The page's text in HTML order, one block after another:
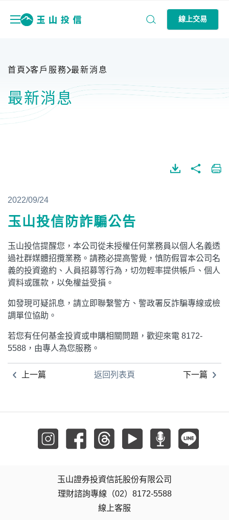
線上交易
首頁 客戶服務 最新消息
最新消息
2022/09/24
玉山投信防詐騙公告
玉山投信提醒您，本公司從未授權任何業務員以個人名義透
過社群媒體招攬業務。請務必提高警覺，慎防假冒本公司名
義的投資邀約、人員招募等行為，切勿輕率提供帳戶、個人
資料或匯款，以免權益受損。
如發現可疑訊息，請立即聯繫警方、警政署反詐騙專線或檢
調單位協助。
若您有任何基金投資或申購相關問題，歡迎來電 8172-
5588，由專人為您服務。
上一篇 返回列表頁 下一篇
玉山證券投資信託股份有限公司
理財諮詢專線（02）8172-5588
線上客服